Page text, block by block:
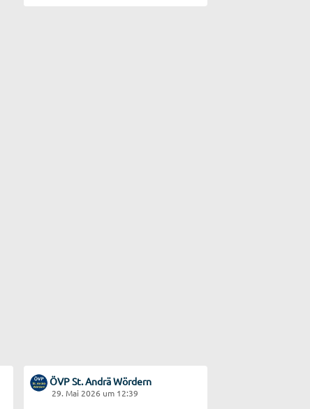
ÖVP St. Andrä Wördern
29. Mai 2026 um 12:39